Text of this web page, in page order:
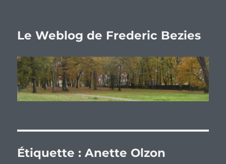
Le Weblog de Frederic Bezies
Étiquette :Anette Olzon